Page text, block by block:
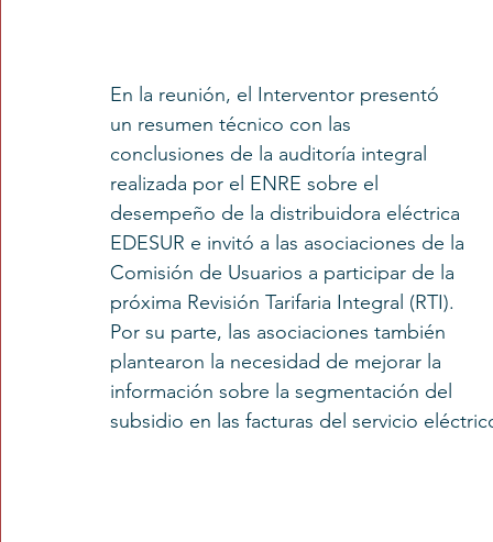
En la reunión, el Interventor presentó
un resumen técnico con las
conclusiones de la auditoría integral
realizada por el ENRE sobre el
desempeño de la distribuidora eléctrica
EDESUR e invitó a las asociaciones de la
Comisión de Usuarios a participar de la
próxima Revisión Tarifaria Integral (RTI).
Por su parte, las asociaciones también
plantearon la necesidad de mejorar la
información sobre la segmentación del
subsidio en las facturas del servicio